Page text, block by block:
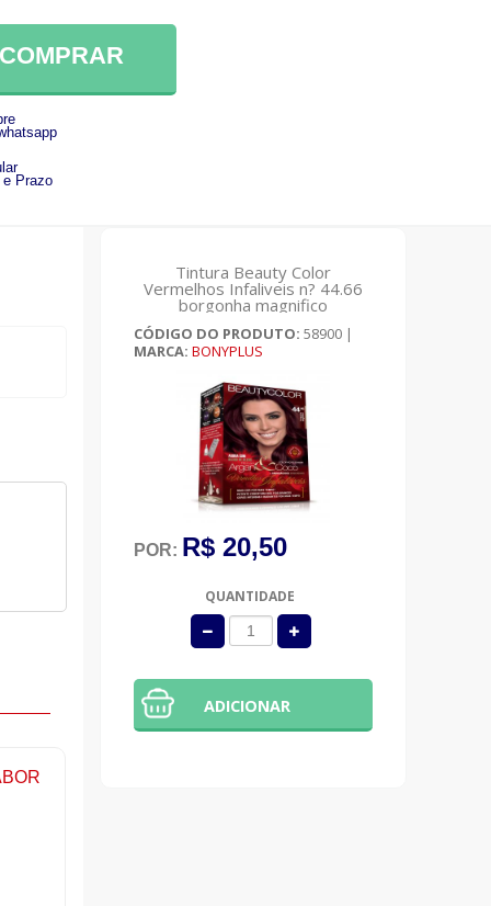
COMPRAR
e Prazo
Tintura Beauty Color
Vermelhos Infaliveis n? 44.66
borgonha magnifico
CÓDIGO DO PRODUTO: 58900 |
MARCA: BONYPLUS
POR: R$ 20,50
QUANTIDADE
ADICIONAR